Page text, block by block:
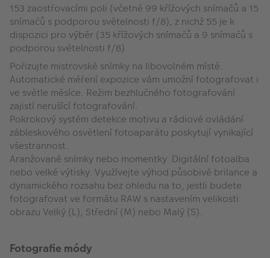
153 zaostřovacími poli (včetně 99 křížových snímačů a 15
snímačů s podporou světelnosti f/8), z nichž 55 je k
dispozici pro výběr (35 křížových snímačů a 9 snímačů s
podporou světelnosti f/8)
Pořizujte mistrovské snímky na libovolném místě.
Automatické měření expozice vám umožní fotografovat i
ve světle měsíce. Režim bezhlučného fotografování
zajistí nerušící fotografování.
Pokrokový systém detekce motivu a rádiové ovládání
zábleskového osvětlení fotoaparátu poskytují vynikající
všestrannost.
Aranžované snímky nebo momentky. Digitální fotoalba
nebo velké výtisky. Využívejte výhod působivé brilance a
dynamického rozsahu bez ohledu na to, jestli budete
fotografovat ve formátu RAW s nastavením velikosti
obrazu Velký (L), Střední (M) nebo Malý (S).
Fotografie módy